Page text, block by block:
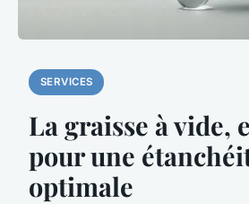
SERVICES
La graisse à vide,
pour une
optimale